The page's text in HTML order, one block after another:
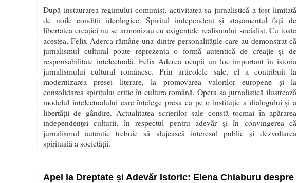
După instaurarea regimului comunist, activitatea sa jurnalistică a fost limitată
de noile condiții ideologice. Spiritul independent și atașamentul față de
libertatea creației nu se armonizau cu exigențele realismului socialist. Cu toate
acestea, Felix Aderca rămâne una dintre personalitățile care au demonstrat că
jurnalismul cultural poate reprezenta o formă autentică de creație și de
responsabilitate intelectuală. Felix Aderca ocupă un loc important în istoria
jurnalismului cultural românesc. Prin articolele sale, el a contribuit la
modernizarea presei literare, la promovarea valorilor europene și la
consolidarea spiritului critic în cultura română. Opera sa jurnalistică ilustrează
modelul intelectualului care înțelege presa ca pe o instituție a dialogului și a
libertății de gândire. Actualitatea scrierilor sale constă tocmai în apărarea
independenței culturii, în respectul pentru adevăr și în convingerea că
jurnalismul autentic trebuie să slujească interesul public și dezvoltarea
spirituală a societății.
Apel la Dreptate și Adevăr Istoric: Elena Chiaburu despre